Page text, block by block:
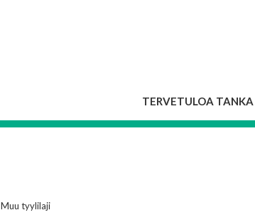
TERVETULOA TANKA
Muu tyylilaji